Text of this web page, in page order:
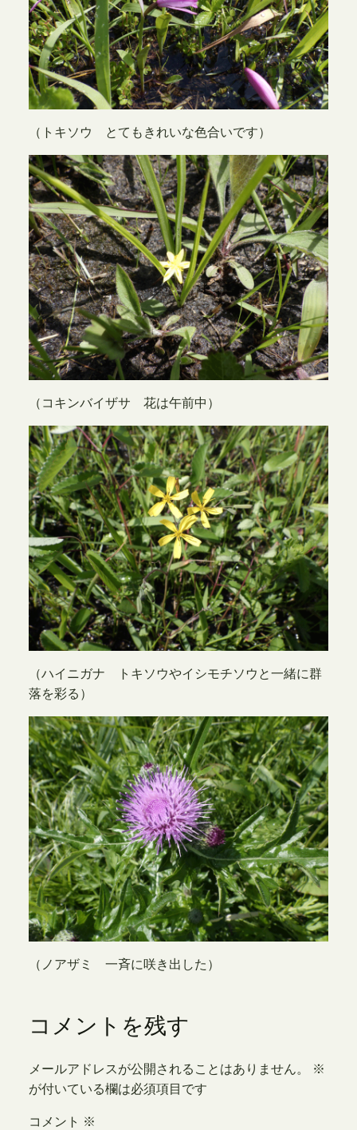
（トキソウ とてもきれいな色合いです）
（コキンバイザサ 花は午前中）
（ハイニガナ トキソウやイシモチソウと一緒に群
落を彩る）
（ノアザミ 一斉に咲き出した）
コメントを残す
メールアドレスが公開されることはありません。
※
が付いている欄は必須項目です
コメント ※